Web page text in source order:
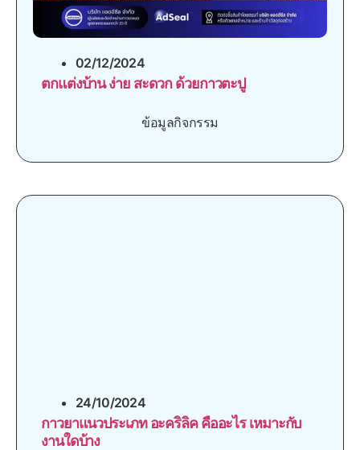
02/12/2024
ตกแต่งบ้าน ง่าย สะดวก ด้วยกาวตะปู
ข้อมูลกิจกรรม
24/10/2024
กาวยาแนวประเภท อะคริลิค คืออะไร เหมาะกับ
งานใดบ้าง